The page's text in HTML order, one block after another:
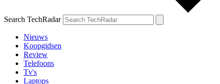
Search TechRadar
Nieuws
Koopgidsen
Review
Telefoons
Tv's
Laptops